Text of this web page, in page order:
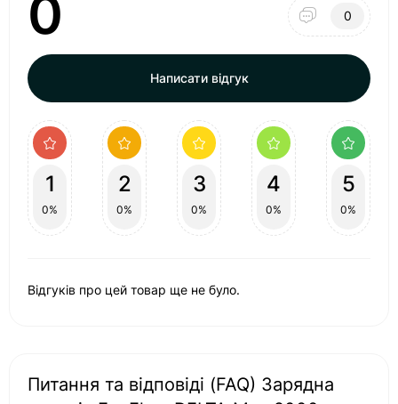
0 0
Написати відгук
1
0%
2
0%
3
0%
4
0%
5
0%
Відгуків про цей товар ще не було.
Питання та відповіді (FAQ) Зарядна